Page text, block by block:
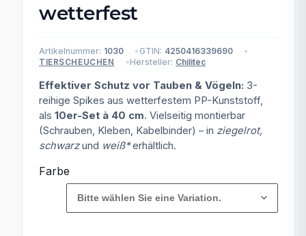
wetterfest
Artikelnummer: 1030 GTIN: 4250416339690
TIERSCHEUCHEN Hersteller: Chilitec
Effektiver Schutz vor Tauben & Vögeln: 3-
reihige Spikes aus wetterfestem PP-Kunststoff,
als 10er-Set à 40 cm. Vielseitig montierbar
(Schrauben, Kleben, Kabelbinder) – in ziegelrot,
schwarzund weiß*erhältlich.
Farbe
Bitte wählen Sie eine Variation.